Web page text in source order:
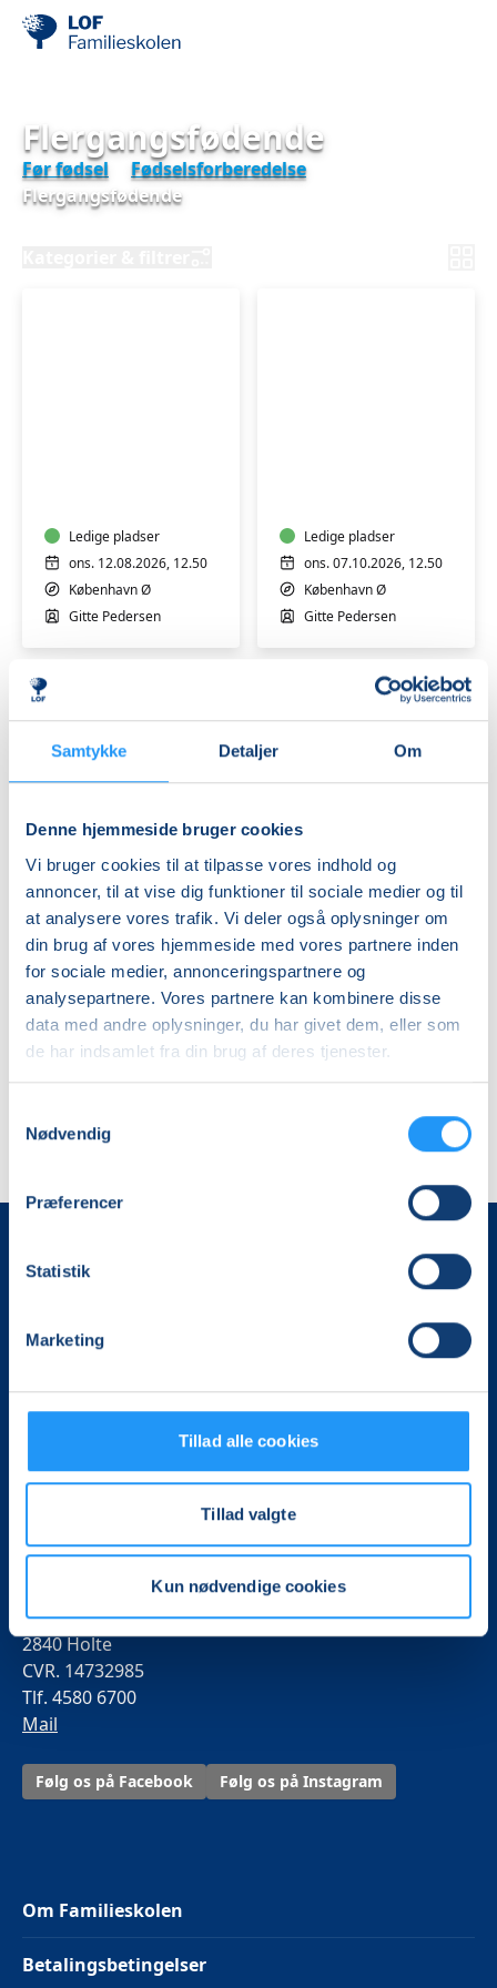
Samtykke Detaljer Om
Denne hjemmeside bruger cookies
Vi bruger cookies til at tilpasse vores indhold og
annoncer, til at vise dig funktioner til sociale medier og til
at analysere vores trafik. Vi deler også oplysninger om
din brug af vores hjemmeside med vores partnere inden
for sociale medier, annonceringspartnere og
analysepartnere. Vores partnere kan kombinere disse
data med andre oplysninger, du har givet dem, eller som
de har indsamlet fra din brug af deres tjenester.
Nødvendig
Præferencer
Statistik
Marketing
Tillad alle cookies
Tillad valgte
Kun nødvendige cookies
Flergangsfødende
Før fødsel
Fødselsforberedelse
Flergangsfødende
Ledige pladser
ons. 12.08.2026, 12.50
København Ø
Gitte Pedersen
Ledige pladser
ons. 07.10.2026, 12.50
København Ø
Gitte Pedersen
Fødselsforberedelse
fleregangsfødende
Ledige pladser
ons. 09.12.2026, 12.50
København Ø
Gitte Pedersen
mere end 100.000 deltagere i hele landet med kurser,
foredrag og oplevelser.
Familieskolen
Kulturcenter Mariehøj
Øverødvej 246 B
2840 Holte
CVR. 14732985
Tlf. 4580 6700
Mail
Følg os på Facebook Følg os på Instagram
Om Familieskolen
Betalingsbetingelser